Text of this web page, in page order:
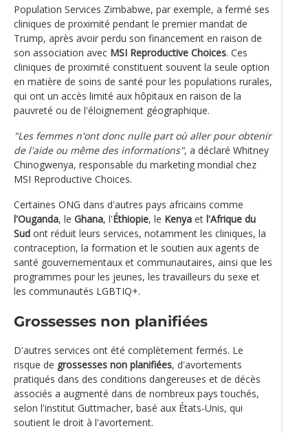
Population Services Zimbabwe, par exemple, a fermé ses
cliniques de proximité pendant le premier mandat de
Trump, après avoir perdu son financement en raison de
son association avec MSI Reproductive Choices. Ces
cliniques de proximité constituent souvent la seule option
en matière de soins de santé pour les populations rurales,
qui ont un accès limité aux hôpitaux en raison de la
pauvreté ou de l'éloignement géographique.
"Les femmes n'ont donc nulle part où aller pour obtenir
de l'aide ou même des informations", a déclaré Whitney
Chinogwenya, responsable du marketing mondial chez
MSI Reproductive Choices.
Certaines ONG dans d'autres pays africains comme
l'Ouganda, le Ghana, l'Éthiopie, le Kenya et l'Afrique du
Sud ont réduit leurs services, notamment les cliniques, la
contraception, la formation et le soutien aux agents de
santé gouvernementaux et communautaires, ainsi que les
programmes pour les jeunes, les travailleurs du sexe et
les communautés LGBTIQ+.
Grossesses non planifiées
D'autres services ont été complètement fermés. Le
risque de grossesses non planifiées, d'avortements
pratiqués dans des conditions dangereuses et de décès
associés a augmenté dans de nombreux pays touchés,
selon l'institut Guttmacher, basé aux États-Unis, qui
soutient le droit à l'avortement.